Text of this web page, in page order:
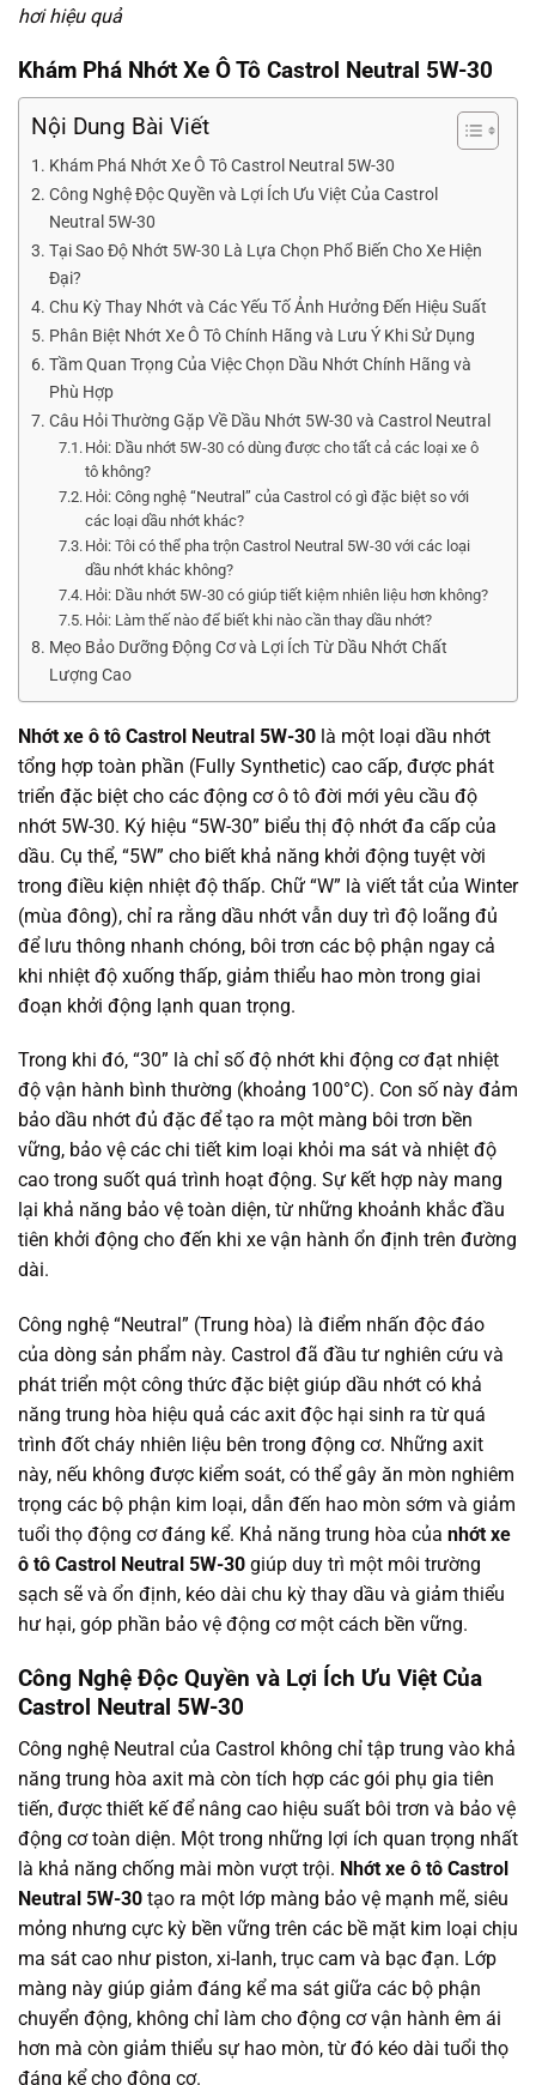
hơi hiệu quả
Khám Phá Nhớt Xe Ô Tô Castrol Neutral 5W-30
Nội Dung Bài Viết
Khám Phá Nhớt Xe Ô Tô Castrol Neutral 5W-30
Công Nghệ Độc Quyền và Lợi Ích Ưu Việt Của Castrol
Neutral 5W-30
Tại Sao Độ Nhớt 5W-30 Là Lựa Chọn Phổ Biến Cho Xe Hiện
Đại?
Chu Kỳ Thay Nhớt và Các Yếu Tố Ảnh Hưởng Đến Hiệu Suất
Phân Biệt Nhớt Xe Ô Tô Chính Hãng và Lưu Ý Khi Sử Dụng
Tầm Quan Trọng Của Việc Chọn Dầu Nhớt Chính Hãng và
Phù Hợp
Câu Hỏi Thường Gặp Về Dầu Nhớt 5W-30 và Castrol Neutral
Hỏi: Dầu nhớt 5W-30 có dùng được cho tất cả các loại xe ô
tô không?
Hỏi: Công nghệ “Neutral” của Castrol có gì đặc biệt so với
các loại dầu nhớt khác?
Hỏi: Tôi có thể pha trộn Castrol Neutral 5W-30 với các loại
dầu nhớt khác không?
Hỏi: Dầu nhớt 5W-30 có giúp tiết kiệm nhiên liệu hơn không?
Hỏi: Làm thế nào để biết khi nào cần thay dầu nhớt?
Mẹo Bảo Dưỡng Động Cơ và Lợi Ích Từ Dầu Nhớt Chất
Lượng Cao
Nhớt xe ô tô Castrol Neutral 5W-30 là một loại dầu nhớt
tổng hợp toàn phần (Fully Synthetic) cao cấp, được phát
triển đặc biệt cho các động cơ ô tô đời mới yêu cầu độ
nhớt 5W-30. Ký hiệu “5W-30” biểu thị độ nhớt đa cấp của
dầu. Cụ thể, “5W” cho biết khả năng khởi động tuyệt vời
trong điều kiện nhiệt độ thấp. Chữ “W” là viết tắt của Winter
(mùa đông), chỉ ra rằng dầu nhớt vẫn duy trì độ loãng đủ
để lưu thông nhanh chóng, bôi trơn các bộ phận ngay cả
khi nhiệt độ xuống thấp, giảm thiểu hao mòn trong giai
đoạn khởi động lạnh quan trọng.
Trong khi đó, “30” là chỉ số độ nhớt khi động cơ đạt nhiệt
độ vận hành bình thường (khoảng 100°C). Con số này đảm
bảo dầu nhớt đủ đặc để tạo ra một màng bôi trơn bền
vững, bảo vệ các chi tiết kim loại khỏi ma sát và nhiệt độ
cao trong suốt quá trình hoạt động. Sự kết hợp này mang
lại khả năng bảo vệ toàn diện, từ những khoảnh khắc đầu
tiên khởi động cho đến khi xe vận hành ổn định trên đường
dài.
Công nghệ “Neutral” (Trung hòa) là điểm nhấn độc đáo
của dòng sản phẩm này. Castrol đã đầu tư nghiên cứu và
phát triển một công thức đặc biệt giúp dầu nhớt có khả
năng trung hòa hiệu quả các axit độc hại sinh ra từ quá
trình đốt cháy nhiên liệu bên trong động cơ. Những axit
này, nếu không được kiểm soát, có thể gây ăn mòn nghiêm
trọng các bộ phận kim loại, dẫn đến hao mòn sớm và giảm
tuổi thọ động cơ đáng kể. Khả năng trung hòa của nhớt xe
ô tô Castrol Neutral 5W-30 giúp duy trì một môi trường
sạch sẽ và ổn định, kéo dài chu kỳ thay dầu và giảm thiểu
hư hại, góp phần bảo vệ động cơ một cách bền vững.
Công Nghệ Độc Quyền và Lợi Ích Ưu Việt Của
Castrol Neutral 5W-30
Công nghệ Neutral của Castrol không chỉ tập trung vào khả
năng trung hòa axit mà còn tích hợp các gói phụ gia tiên
tiến, được thiết kế để nâng cao hiệu suất bôi trơn và bảo vệ
động cơ toàn diện. Một trong những lợi ích quan trọng nhất
là khả năng chống mài mòn vượt trội. Nhớt xe ô tô Castrol
Neutral 5W-30 tạo ra một lớp màng bảo vệ mạnh mẽ, siêu
mỏng nhưng cực kỳ bền vững trên các bề mặt kim loại chịu
ma sát cao như piston, xi-lanh, trục cam và bạc đạn. Lớp
màng này giúp giảm đáng kể ma sát giữa các bộ phận
chuyển động, không chỉ làm cho động cơ vận hành êm ái
hơn mà còn giảm thiểu sự hao mòn, từ đó kéo dài tuổi thọ
đáng kể cho động cơ.